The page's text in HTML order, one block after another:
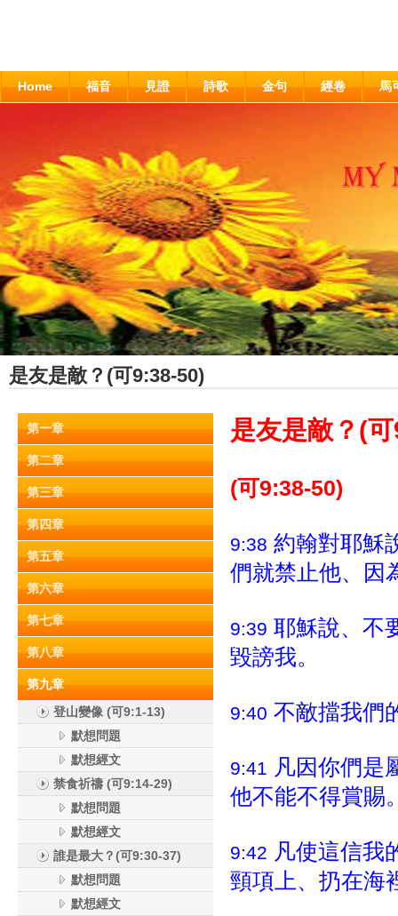
Home 福音 見證 詩歌 金句 經卷 馬
是友是敵？(可9:38-50)
第一章
第二章
第三章
第四章
第五章
第六章
第七章
第八章
第九章
登山變像 (可9:1-13)
默想問題
默想經文
禁食祈禱 (可9:14-29)
默想問題
默想經文
誰是最大？(可9:30-37)
默想問題
默想經文
是友是敵？(
(可9:38-50)
9:38 約翰對耶穌
們就禁止他、因
9:39 耶穌說、不
毀謗我。
9:40 不敵擋我們
9:41 凡因你們是
他不能不得賞賜
9:42 凡使這信我
頸項上、扔在海